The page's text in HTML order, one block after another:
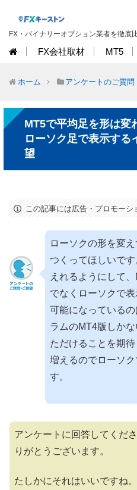
FX・バイナリーオプション業者を徹底
FX会社取材 MT5
ホーム アンケートのご質問
MT5で平均足を形は変
ローソク足で表示する
望
この記事には広告・プロモーシ
ローソクの形を変
つくってほしいで
えれるようにして
でなくローソクで
可能になっている
ラムのMT4版しか
ただけることを期
増えるのでローソ
す。
アンケートに回答してくだ
りがとうございます。
たしかにそれはいいですね